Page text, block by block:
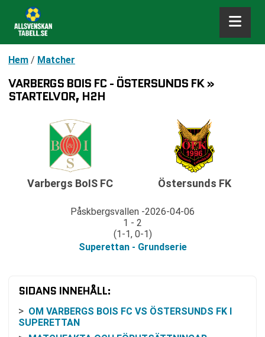
Hem / Matcher
VARBERGS BOIS FC - ÖSTERSUNDS FK »
STARTELVOR, H2H
Varbergs BoIS FC
Påskbergsvallen 2026-04-06
1 - 2
(1-1, 0-1)
Superettan - Grundserie
Östersunds FK
SIDANS INNEHÅLL:
OM VARBERGS BOIS FC VS ÖSTERSUNDS FK I
SUPERETTAN